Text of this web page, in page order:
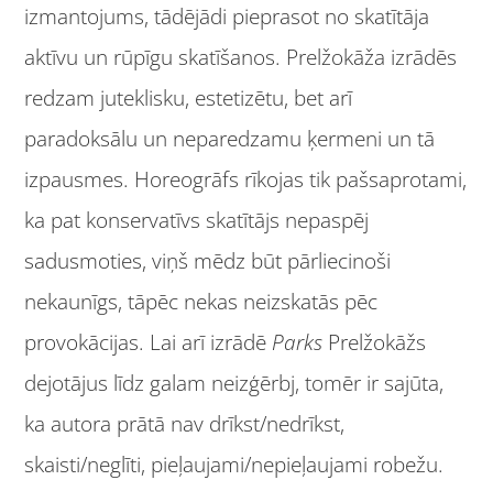
izmantojums, tādējādi pieprasot no skatītāja
aktīvu un rūpīgu skatīšanos. Prelžokāža izrādēs
redzam juteklisku, estetizētu, bet arī
paradoksālu un neparedzamu ķermeni un tā
izpausmes. Horeogrāfs rīkojas tik pašsaprotami,
ka pat konservatīvs skatītājs nepaspēj
sadusmoties, viņš mēdz būt pārliecinoši
nekaunīgs, tāpēc nekas neizskatās pēc
provokācijas. Lai arī izrādē Parks Prelžokāžs
dejotājus līdz galam neizģērbj, tomēr ir sajūta,
ka autora prātā nav drīkst/nedrīkst,
skaisti/neglīti, pieļaujami/nepieļaujami robežu.